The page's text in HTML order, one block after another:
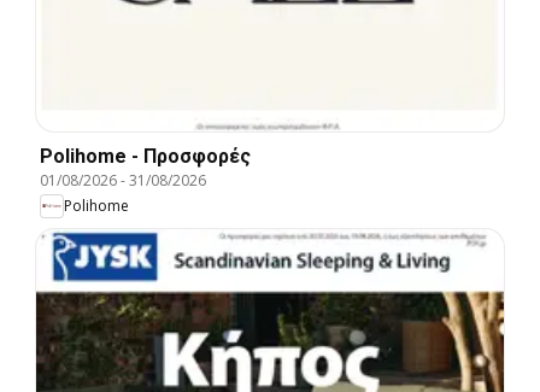
Polihome - Προσφορές
01/08/2026-31/08/2026
Polihome